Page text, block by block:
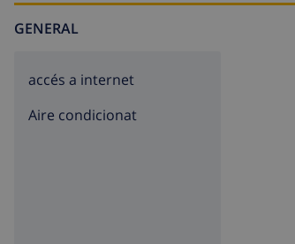
GENERAL
accés a internet
Aire condicionat